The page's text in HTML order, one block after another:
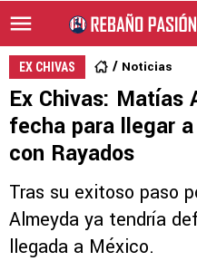
EX CHIVAS Noticias
Ex Chivas: Matías
fecha para llegar
con Rayados
Tras su exitoso paso
Almeyda ya tendría
llegada a México.